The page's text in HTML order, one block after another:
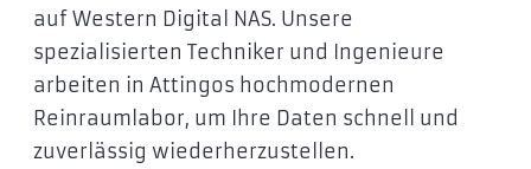
auf Western Digital NAS. Unsere
spezialisierten Techniker und Ingenieure
arbeiten in Attingos hochmodernen
Reinraumlabor, um Ihre Daten schnell und
zuverlässig wiederherzustellen.